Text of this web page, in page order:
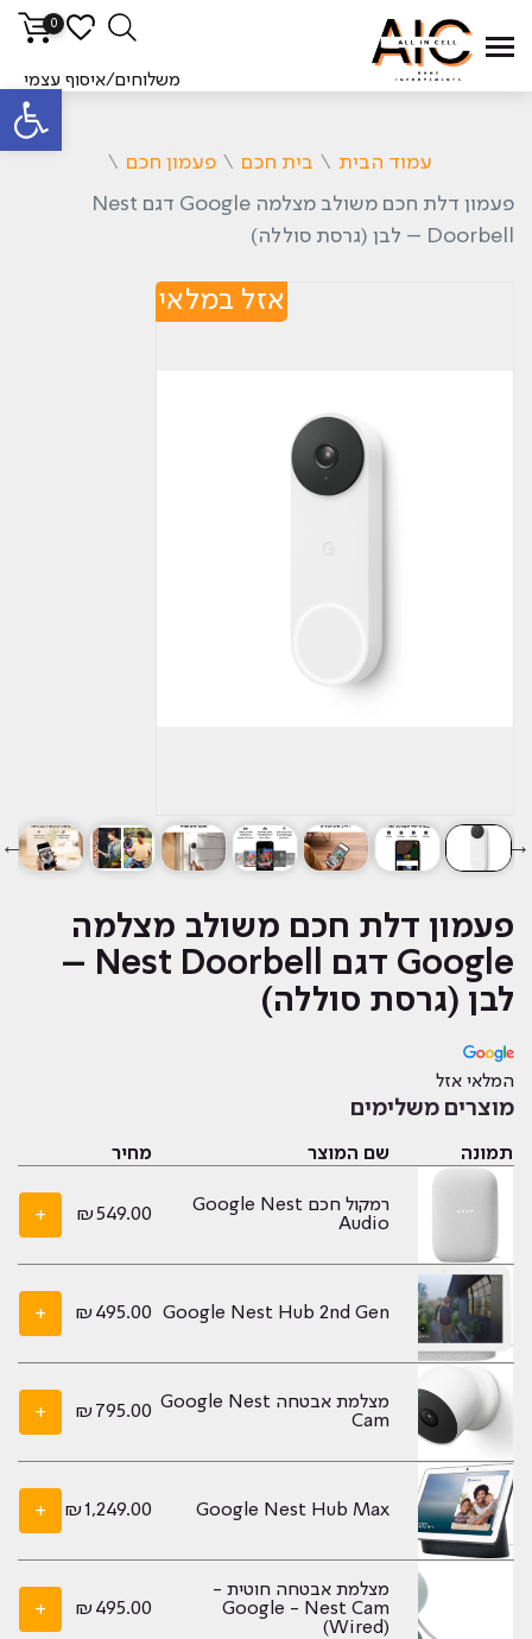
פתח
0
משלוחים/איסוף עצמי
עמוד הבית \ בית חכם \ פעמון חכם \
פעמון דלת חכם משולב מצלמה Google דגם Nest
Doorbell – לבן‏ (גרסת סוללה)
פעמון דלת חכם משולב מצלמה
Google דגם Nest Doorbell –
לבן‏ (גרסת סוללה)
המלאי אזל
מוצרים משלימים
תמונה שם המוצר מחיר
רמקול חכם Google Nest
Audio
₪549.00
+
Google Nest Hub 2nd Gen
₪ 495.00
+
מצלמת אבטחה Google Nest
Cam
₪ 795.00
+
Google Nest Hub Max
₪1,249.00
+
מצלמת אבטחה חוטית -
Google - Nest Cam
(Wired)
₪ 495.00
+
אזל במלאי